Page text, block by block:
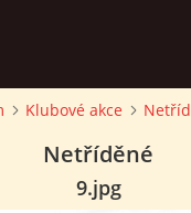
Klubové akce
Netříděné
9.jpg